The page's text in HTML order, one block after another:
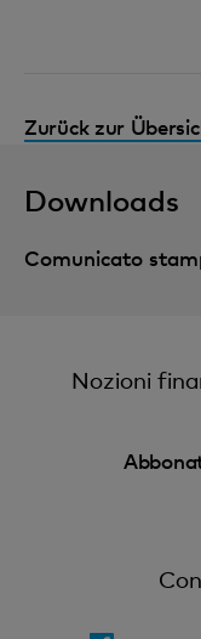
Zurück zur
Downloads
Comunicato
Nozioni